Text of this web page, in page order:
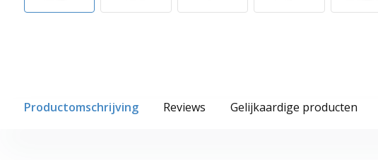
Productomschrijving Reviews Gelijkaardige producten